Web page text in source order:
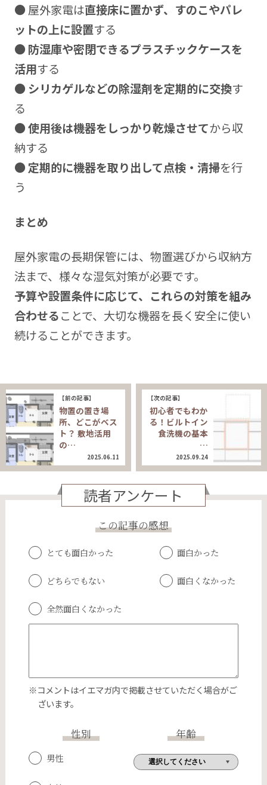
● 屋外家電は直接床に置かず、すのこやパレ
ットの上に設置する
● 防湿庫や密閉できるプラスチックケースを
活用する
● シリカゲルなどの除湿剤を定期的に交換す
る
●使用後は機器をしっかり乾燥させてから収
納する
● 定期的に機器を取り出して点検・清掃を行
う
まとめ
屋外家電の長期保管には、物置選びから収納方
法まで、様々な湿気対策が必要です。
予算や設置条件に応じて、これらの対策を組み
合わせることで、大切な機器を長く安全に使い
続けることができます。
【前の記事】
物置の置き場
所、どこがベス
ト？ 敷地活用
の…
2025.06.11
【次の記事】
初心者でもわか
る！ビルトイン
食洗機の基本
…
2025.09.24
読者アンケート
この記事の感想
とても面白かった 面白かった
どちらでもない 面白くなかった
全然面白くなかった
※コメントはイエマガ内で掲載させていただく場合がご
ざいます。
性別
男性
年齢